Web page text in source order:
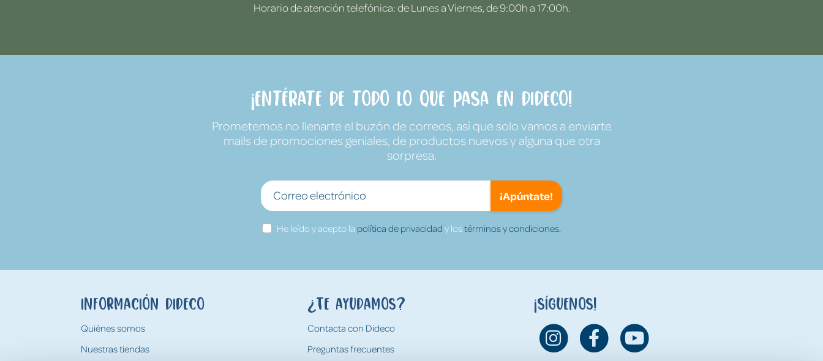
Horario de atención telefónica: de Lunes a Viernes, de 9:00h a 17:00h.
¡Entérate de todo lo que pasa en Dideco!
Prometemos no llenarte el buzón de correos, así que solo vamos a enviarte
mails de promociones geniales, de productos nuevos y alguna que otra
sorpresa.
¡Apúntate!
He leído y acepto la política de privacidad y lostérminos y condiciones.
Información Dideco
Quiénes somos
Nuestras tiendas
¿Te ayudamos?
Contacta con Dideco
Preguntas frecuentes
¡Síguenos!